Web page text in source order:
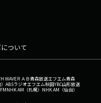
ついて
WAVEＲＡＢ青森放送エフエム青森
ABSラジオエフエム秋田YBC山形放送
NHK AM（札幌） NHK AM（仙台）